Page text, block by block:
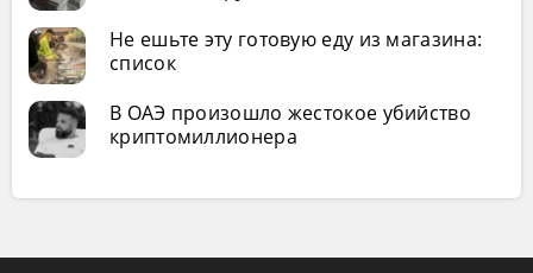
Не ешьте эту готовую еду из магазина:
список
В ОАЭ произошло жестокое убийство
криптомиллионера